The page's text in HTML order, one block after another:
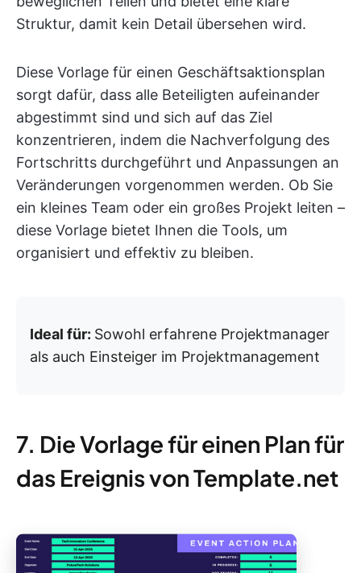
Struktur, damit kein Detail übersehen wird.
Diese Vorlage für einen Geschäftsaktionsplan
sorgt dafür, dass alle Beteiligten aufeinander
abgestimmt sind und sich auf das Ziel
konzentrieren, indem die Nachverfolgung des
Fortschritts durchgeführt und Anpassungen an
Veränderungen vorgenommen werden. Ob Sie
ein kleines Team oder ein großes Projekt leiten –
diese Vorlage bietet Ihnen die Tools, um
organisiert und effektiv zu bleiben.
Ideal für: Sowohl erfahrene Projektmanager
als auch Einsteiger im Projektmanagement
7. Die Vorlage für einen Plan für
das Ereignis von Template.net